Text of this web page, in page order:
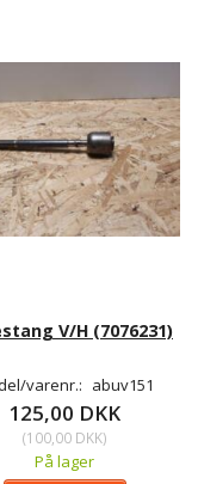
V/H (7076231)
varenr.: abuv151
125,00 DKK
(100,00 DKK)
På lager